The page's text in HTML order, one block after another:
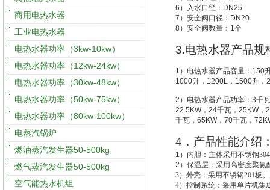
商用电热水器
工业电热水器
电热水器功率（3kw-10kw）
电热水器功率（12kw-24kw）
电热水器功率（30kw-48kw）
电热水器功率（50kw-75kw）
电热水器功率（80kw-100kw）
电蒸汽锅炉
燃油蒸汽发生器50-500kg
燃气蒸汽发生器50-500kg
空气能热水机组
6 ）入水口径： DN25
7 ）安全阀口径： DN20
8）安全阀数量： 1个
3.电热水器产品规
1 ）电热水器产品容量： 150
1000升 ， 1200L ， 1500升 ，
2 ）电热水器产品功率： 3千
22.5KW， 24千瓦， 25KW，
千瓦， 65KW， 70千瓦，
4 ．产品性能介绍
1 ） 内胆：主体采用不锈钢
2 ） 保温层：采用高密度聚氨
3）外壳：采用不锈钢201板
4）控制系统：采用单片机集